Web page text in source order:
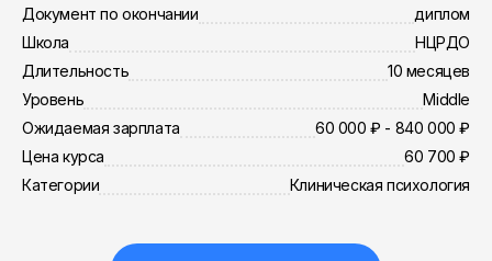
Документ по окончании
диплом
Школа
НЦРДО
Длительность
10 месяцев
Уровень
Middle
Ожидаемая зарплата
60 000 ₽ - 840 000 ₽
Цена курса
60 700 ₽
Категории
Клиническая психология